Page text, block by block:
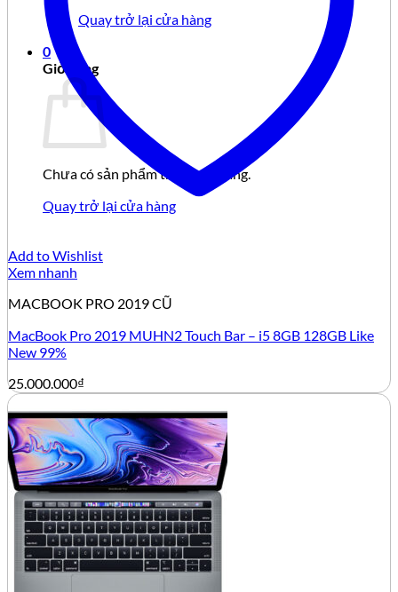
Quay trở lại cửa hàng
0
Giỏ hàng
Chưa có sản phẩm trong giỏ hàng.
Quay trở lại cửa hàng
Add to Wishlist
Xem nhanh
MACBOOK PRO 2019 CŨ
MacBook Pro 2019 MUHN2 Touch Bar – i5 8GB 128GB Like
New 99%
25.000.000₫